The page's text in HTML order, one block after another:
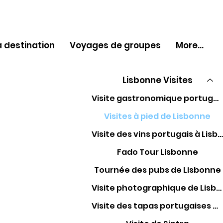
destination Voyages de groupes More...
Lisbonne Visites
Visite gastronomique portugaise à Lisbonne
Visites à pied de Lisbonne
Visite des vins portugais à Lisbonne
Fado Tour Lisbonne
Tournée des pubs de Lisbonne
Visite photographique de Lisbonne
Visite des tapas portugaises à Lisbonne